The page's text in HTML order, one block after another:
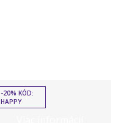
-20% KÓD:
HAPPY